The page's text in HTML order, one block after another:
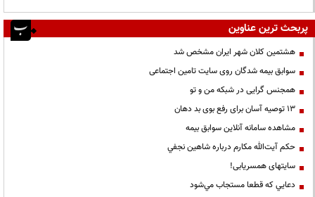
پربحث ترین عناوین
هشتمین کلان شهر ایران مشخص شد
سوابق بیمه شدگان روی سایت تامین اجتماعی
همجنس گرایی در شبکه من و تو
13 توصیه آسان برای رفع بوی بد دهان
مشاهده سامانه آنلاين سوابق بیمه
حكم آيت‌الله مكارم درباره شاهين نجفي
سایتهای همسریابی!
دعايي كه قطعا مستجاب مي‌شود